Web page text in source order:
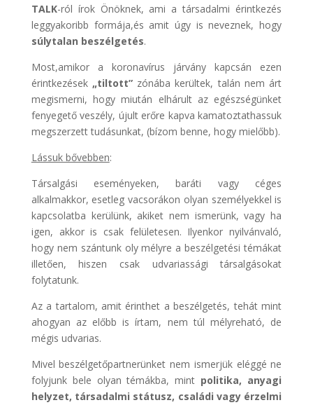
TALK-ról írok Önöknek, ami a társadalmi érintkezés
leggyakoribb formája,és amit úgy is neveznek, hogy
súlytalan beszélgetés.
Most,amikor a koronavírus járvány kapcsán ezen
érintkezések „tiltott” zónába kerültek, talán nem árt
megismerni, hogy miután elhárult az egészségünket
fenyegető veszély, újult erőre kapva kamatoztathassuk
megszerzett tudásunkat, (bízom benne, hogy mielőbb).
Lássuk bővebben:
Társalgási eseményeken, baráti vagy céges
alkalmakkor, esetleg vacsorákon olyan személyekkel is
kapcsolatba kerülünk, akiket nem ismerünk, vagy ha
igen, akkor is csak felületesen. Ilyenkor nyilvánvaló,
hogy nem szántunk oly mélyre a beszélgetési témákat
illetően, hiszen csak udvariassági társalgásokat
folytatunk.
Az a tartalom, amit érinthet a beszélgetés, tehát mint
ahogyan az előbb is írtam, nem túl mélyreható, de
mégis udvarias.
Mivel beszélgetőpartnerünket nem ismerjük eléggé ne
folyjunk bele olyan témákba, mint politika, anyagi
helyzet, társadalmi státusz, családi vagy érzelmi